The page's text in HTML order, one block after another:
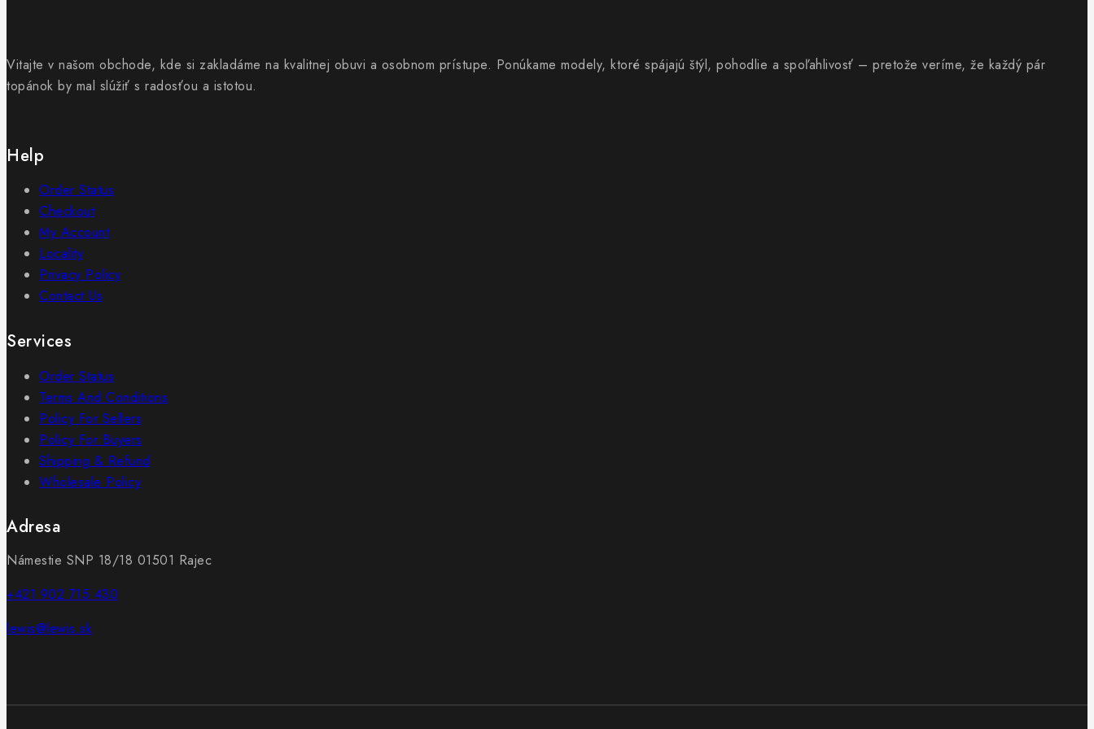
Vitajte v našom obchode, kde si zakladáme na kvalitnej obuvi a osobnom prístupe. Ponúkame modely, ktoré spájajú štýl, pohodlie a spoľahlivosť – pretože veríme, že každý pár
topánok by mal slúžiť s radosťou a istotou.
Help
Order Status
Checkout
My Account
Locality
Privacy Policy
Contact Us
Services
Order Status
Terms And Conditions
Policy For Sellers
Policy For Buyers
Shipping & Refund
Wholesale Policy
Adresa
Námestie SNP 18/18 01501 Rajec
+421 902 715 430
lewis@lewis.sk